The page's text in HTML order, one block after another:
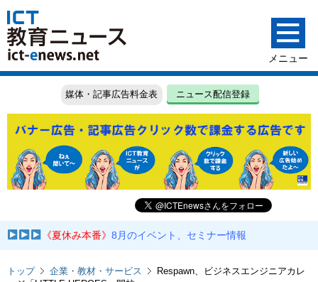
媒体・記事広告料金表 ニュース配信登録
《夏休み本番》8月のイベント、セミナー情報
トップ 企業・教材・サービス
Respawn、ビジネスエンジニアカレ